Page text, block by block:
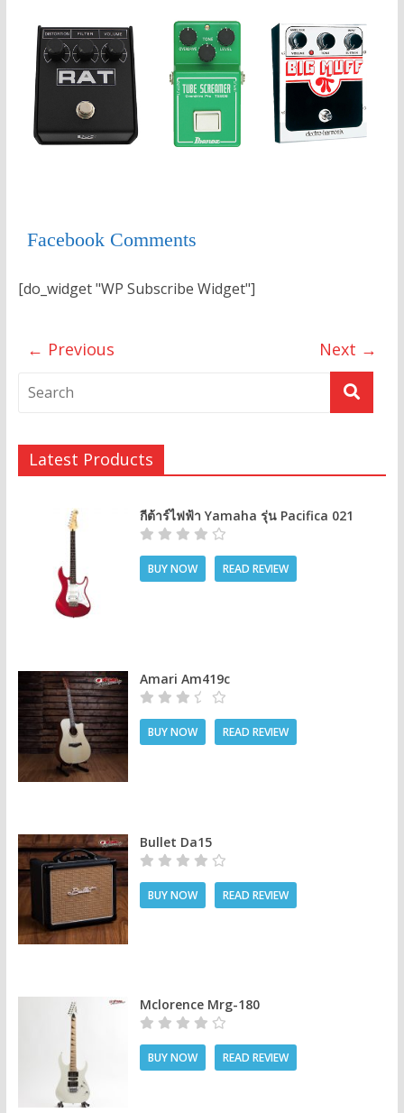
Facebook Comments
[do_widget "WP Subscribe Widget"]
← Previous Next →
Latest Products
กีต้าร์ไฟฟ้า Yamaha รุ่น Pacifica 021
BUY NOW READ REVIEW
Amari Am419c
BUY NOW READ REVIEW
Bullet Da15
BUY NOW READ REVIEW
Mclorence Mrg-180
BUY NOW READ REVIEW